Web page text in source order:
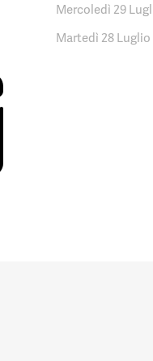
Mercoledì 29
Martedì 28 Luglio